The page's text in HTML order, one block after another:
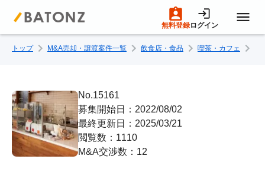
無料登録ログイン
トップページ
M&A案件一覧
売りたい方へ
トップ M&A売却・譲渡案件一覧 飲食店・食品 喫茶・カフェ
No.15161
募集開始日：2022/08/02
最終更新日：2025/03/21
閲覧数：1110
M&A交渉数：12